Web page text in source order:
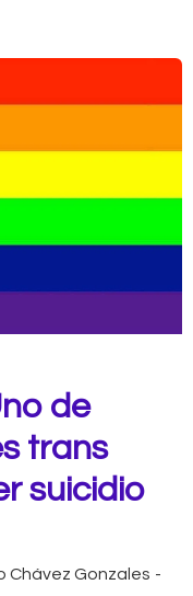
de
trans
suicidio
Chávez Gonzales -